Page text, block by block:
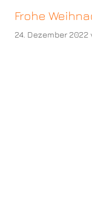
Frohe
24. Dezember 2022